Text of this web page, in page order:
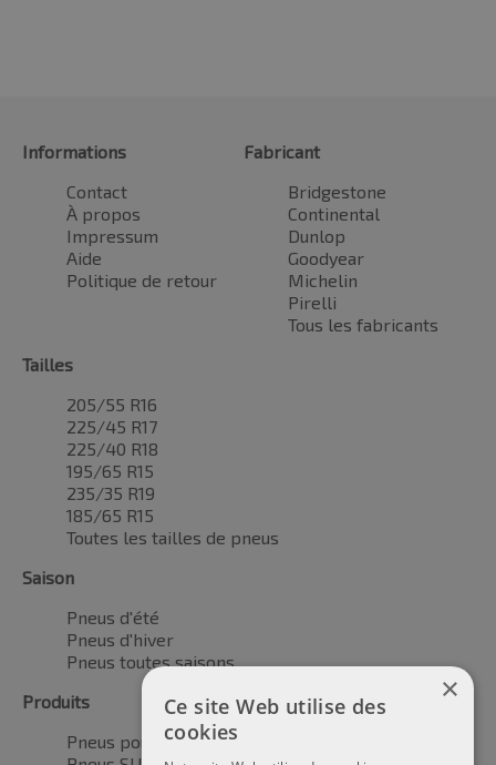
Informations
Contact
À propos
Impressum
Aide
Politique de retour
Fabricant
Bridgestone
Continental
Dunlop
Goodyear
Michelin
Pirelli
Tous les fabricants
Tailles
205/55 R16
225/45 R17
225/40 R18
195/65 R15
235/35 R19
185/65 R15
Toutes les tailles de pneus
Saison
Pneus d'été
Pneus d'hiver
Pneus toutes saisons
Produits
Pneus pour voitures
×
Ce site Web utilise des
cookies